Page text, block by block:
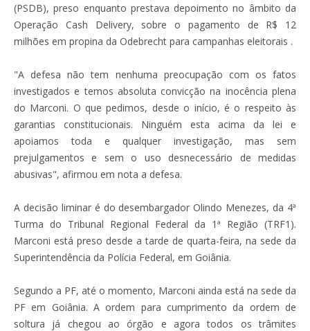
(PSDB), preso enquanto prestava depoimento no âmbito da
Operação Cash Delivery, sobre o pagamento de R$ 12
milhões em propina da Odebrecht para campanhas eleitorais .
"A defesa não tem nenhuma preocupação com os fatos
investigados e temos absoluta convicção na inocência plena
do Marconi. O que pedimos, desde o início, é o respeito às
garantias constitucionais. Ninguém esta acima da lei e
apoiamos toda e qualquer investigação, mas sem
prejulgamentos e sem o uso desnecessário de medidas
abusivas", afirmou em nota a defesa.
A decisão liminar é do desembargador Olindo Menezes, da 4ª
Turma do Tribunal Regional Federal da 1ª Região (TRF1).
Marconi está preso desde a tarde de quarta-feira, na sede da
Superintendência da Polícia Federal, em Goiânia.
Segundo a PF, até o momento, Marconi ainda está na sede da
PF em Goiânia. A ordem para cumprimento da ordem de
soltura já chegou ao órgão e agora todos os trâmites